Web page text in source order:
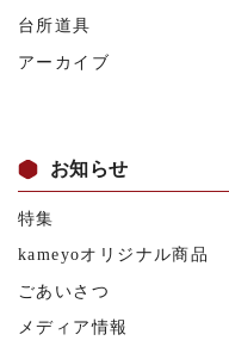
台所道具
アーカイブ
お知らせ
特集
kameyoオリジナル商品
ごあいさつ
メディア情報